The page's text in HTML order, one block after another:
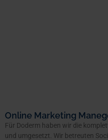
Online Marketing
Für Doderm haben wir die
und umgesetzt. Wir betreuten